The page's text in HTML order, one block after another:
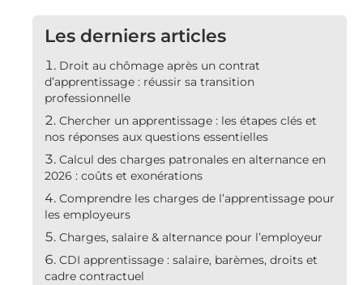
Les derniers articles
Droit au chômage après un contrat
d’apprentissage : réussir sa transition
professionnelle
Chercher un apprentissage : les étapes clés et
nos réponses aux questions essentielles
Calcul des charges patronales en alternance en
2026 : coûts et exonérations
Comprendre les charges de l’apprentissage pour
les employeurs
Charges, salaire & alternance pour l’employeur
CDI apprentissage : salaire, barèmes, droits et
cadre contractuel